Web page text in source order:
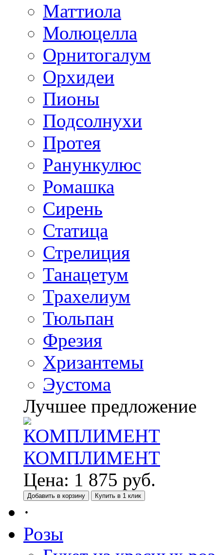
Маттиола
Молюцелла
Орнитогалум
Орхидеи
Пионы
Подсолнухи
Протея
Ранункулюс
Ромашка
Сирень
Статица
Стрелиция
Танацетум
Трахелиум
Тюльпан
Фрезия
Хризантемы
Эустома
Лучшее предложение
КОМПЛИМЕНТ
Цена: 1 875 руб.
Добавить в корзину Купить в 1 клик
·
Розы